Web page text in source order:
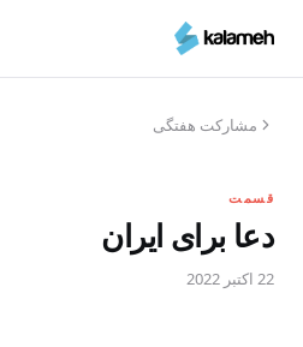
محتوای
مشارکت هفتگی
قسمت
دعا برای ایران
22 اکتبر 2022